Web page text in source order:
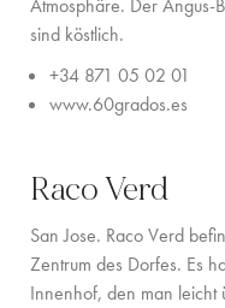
Atmosphäre. Der Angus-
sind köstlich.
+34 871 05 02 01
www.60grados.es
Raco Verd
San Jose. Raco Verd
Zentrum des Dorfes. Es
Innenhof, den man